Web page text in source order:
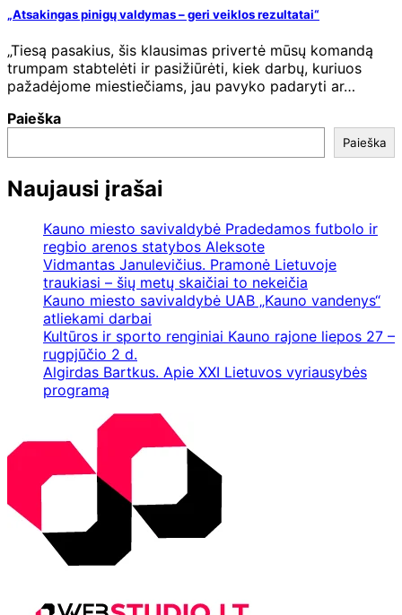
„Atsakingas pinigų valdymas – geri veiklos rezultatai“
„Tiesą pasakius, šis klausimas privertė mūsų komandą
trumpam stabtelėti ir pasižiūrėti, kiek darbų, kuriuos
pažadėjome miestiečiams, jau pavyko padaryti ar…
Paieška
Paieška
Naujausi įrašai
Kauno miesto savivaldybė Pradedamos futbolo ir
regbio arenos statybos Aleksote
Vidmantas Janulevičius. Pramonė Lietuvoje
traukiasi – šių metų skaičiai to nekeičia
Kauno miesto savivaldybė UAB „Kauno vandenys“
atliekami darbai
Kultūros ir sporto renginiai Kauno rajone liepos 27 –
rugpjūčio 2 d.
Algirdas Bartkus. Apie XXI Lietuvos vyriausybės
programą